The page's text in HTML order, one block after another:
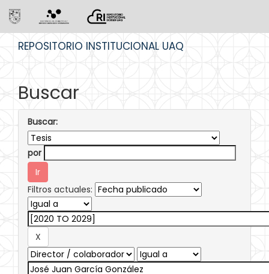
REPOSITORIO INSTITUCIONAL UAQ
Buscar
Buscar:
por
Filtros actuales: